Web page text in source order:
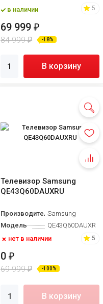
в наличии 5
69 999₽
84 999₽ -18%
В корзину
Телевизор Samsung
QE43Q60DAUXRU
ПроизводительSamsung
Модель
QE43Q60DAUXRU
нет в наличии
5
0₽
69 999₽ -100%
В корзину